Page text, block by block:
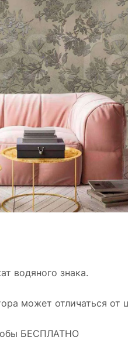
водяного знака.
может отличаться от
БЕСПЛАТНО